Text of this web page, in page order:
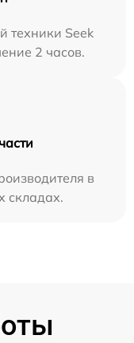
техники Seek
2 часов.
в
складах.